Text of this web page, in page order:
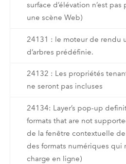
surface d’élévation n’est
une scène Web)
24131 : le moteur de rendu
d’arbres prédéfinie.
24132 : Les propriétés
ne seront pas incluses
24134: Layer’s pop-up
formats that are not
de la fenêtre contextuelle
des formats numériques qui
charge en ligne)